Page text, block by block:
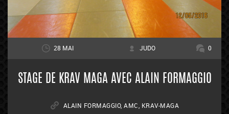
28 MAI JUDO 0
STAGE DE KRAV MAGA AVEC ALAIN FORMAGGIO
ALAIN FORMAGGIO,AMC, KRAV-MAGA